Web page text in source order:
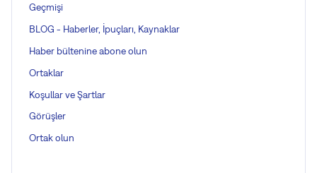
Geçmişi
BLOG - Haberler, İpuçları, Kaynaklar
Haber bültenine abone olun
Ortaklar
Koşullar ve Şartlar
Görüşler
Ortak olun